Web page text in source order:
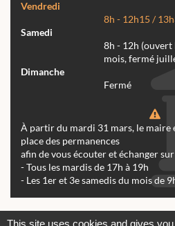
Vendredi
8h - 12h15 /
Samedi
8h - 12h (ouvert
mois, fermé
Dimanche
Fermé
À partir du mardi 31 mars, le maire
place des permanences
afin de vous écouter et échanger
- Tous les mardis de 17h à 19h
- Les 1er et 3e samedis du mois de
This site uses cookies and gives